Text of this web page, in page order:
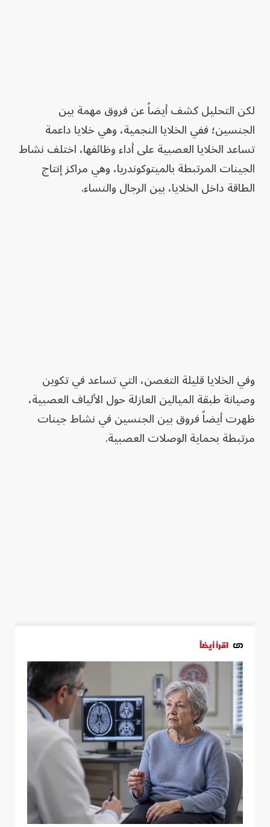
لكن التحليل كشف أيضاً عن فروق مهمة بين
الجنسين؛ ففي الخلايا النجمية، وهي خلايا داعمة
تساعد الخلايا العصبية على أداء وظائفها، اختلف نشاط
الجينات المرتبطة بالميتوكوندريا، وهي مراكز إنتاج
الطاقة داخل الخلايا، بين الرجال والنساء.
وفي الخلايا قليلة التغصن، التي تساعد في تكوين
وصيانة طبقة الميالين العازلة حول الألياف العصبية،
ظهرت أيضاً فروق بين الجنسين في نشاط جينات
مرتبطة بحماية الوصلات العصبية.
اقرأ أيضاً